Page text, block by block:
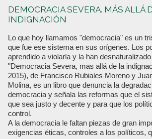
DEMOCRACIA SEVERA. MÁS ALLÁ
INDIGNACIÓN
Lo que hoy llamamos "democracia" es un
que fue ese sistema en sus orígenes. Los
aprendido a violarla y la han
"Democracia Severa, mas allá de la
2015), de Francisco Rubiales Moreno y
Molina, es un libro que denuncia la
democracia y señala las reformas que el
que sea justo y decente y para que los
control.
A la democracia le faltan piezas de gran
exigencias éticas, controles a los políticos,